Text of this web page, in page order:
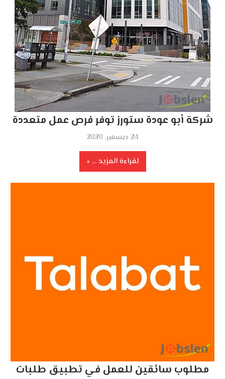
شركة أبو عودة ستورز توفر فرص عمل متعددة
24 ديسمبر، 2020
لقراءة المزيد ...
مطلوب سائقين للعمل في تطبيق طلبات